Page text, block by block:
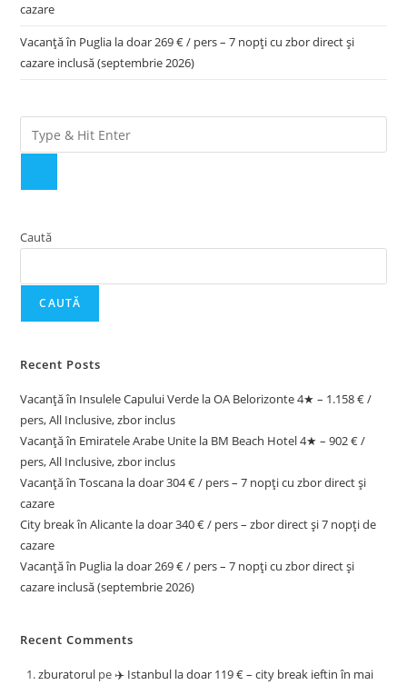
cazare
Vacanță în Puglia la doar 269 € / pers – 7 nopți cu zbor direct și
cazare inclusă (septembrie 2026)
Caută
CAUTĂ
Recent Posts
Vacanță în Insulele Capului Verde la OA Belorizonte 4★ – 1.158 € /
pers, All Inclusive, zbor inclus
Vacanță în Emiratele Arabe Unite la BM Beach Hotel 4★ – 902 € /
pers, All Inclusive, zbor inclus
Vacanță în Toscana la doar 304 € / pers – 7 nopți cu zbor direct și
cazare
City break în Alicante la doar 340 € / pers – zbor direct și 7 nopți de
cazare
Vacanță în Puglia la doar 269 € / pers – 7 nopți cu zbor direct și
cazare inclusă (septembrie 2026)
Recent Comments
zburatorul pe ✈️ Istanbul la doar 119 € – city break ieftin în mai